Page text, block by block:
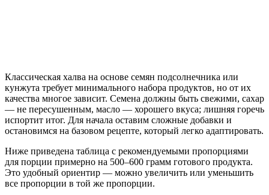
Классическая халва на основе семян подсолнечника или
кунжута требует минимального набора продуктов, но от их
качества многое зависит. Семена должны быть свежими, сахар
— не пересушенным, масло — хорошего вкуса; лишняя горечь
испортит итог. Для начала оставим сложные добавки и
остановимся на базовом рецепте, который легко адаптировать.
Ниже приведена таблица с рекомендуемыми пропорциями
для порции примерно на 500–600 грамм готового продукта.
Это удобный ориентир — можно увеличить или уменьшить
все пропорции в той же пропорции.